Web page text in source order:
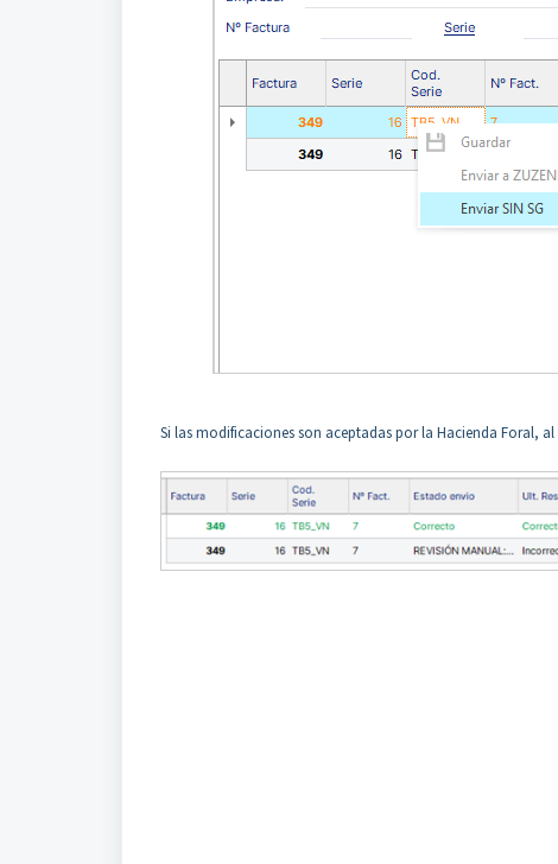
Si las modificaciones son aceptadas por la Hacienda Foral,